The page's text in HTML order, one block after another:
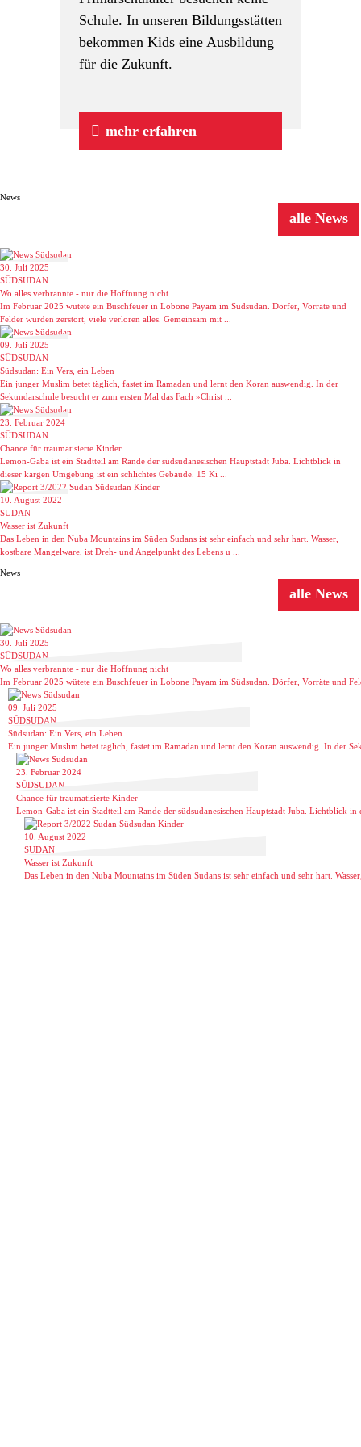
Schule. In unseren Bildungsstätten
bekommen Kids eine Ausbildung
für die Zukunft.
mehr erfahren
News
alle News
30. Juli 2025
SÜDSUDAN
Wo alles verbrannte - nur die Hoffnung nicht
Im Februar 2025 wütete ein Buschfeuer in Lobone Payam im Südsudan. Dörfer, Vorräte und
Felder wurden zerstört, viele verloren alles. Gemeinsam mit ...
09. Juli 2025
SÜDSUDAN
Südsudan: Ein Vers, ein Leben
Ein junger Muslim betet täglich, fastet im Ramadan und lernt den Koran auswendig. In der
Sekundarschule besucht er zum ersten Mal das Fach »Christ ...
23. Februar 2024
SÜDSUDAN
Chance für traumatisierte Kinder
Lemon-Gaba ist ein Stadtteil am Rande der südsudanesischen Hauptstadt Juba. Lichtblick in
dieser kargen Umgebung ist ein schlichtes Gebäude. 15 Ki ...
10. August 2022
SUDAN
Wasser ist Zukunft
Das Leben in den Nuba Mountains im Süden Sudans ist sehr einfach und sehr hart. Wasser,
kostbare Mangelware, ist Dreh- und Angelpunkt des Lebens u ...
News
alle News
30. Juli 2025
SÜDSUDAN
Wo alles verbrannte - nur die Hoffnung nicht
Im Februar 2025 wütete ein Buschfeuer in Lobone Payam im Südsudan. Dörfer, Vorräte und
09. Juli 2025
SÜDSUDAN
Südsudan: Ein Vers, ein Leben
Ein junger Muslim betet täglich, fastet im Ramadan und lernt den Koran auswendig. In der
23. Februar 2024
SÜDSUDAN
Chance für traumatisierte Kinder
Lemon-Gaba ist ein Stadtteil am Rande der südsudanesischen Hauptstadt Juba. Lichtblick
10. August 2022
SUDAN
Wasser ist Zukunft
Das Leben in den Nuba Mountains im Süden Sudans ist sehr einfach und sehr hart.